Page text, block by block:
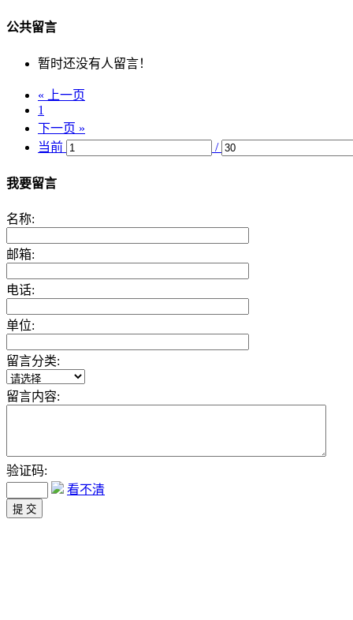
公共留言
暂时还没有人留言！
« 上一页
1
下一页 »
当前
/
我要留言
名称:
邮箱:
电话:
单位:
留言分类:
留言内容:
验证码:
看不清